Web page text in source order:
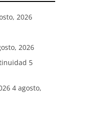
2026
2026
5
4 agosto,